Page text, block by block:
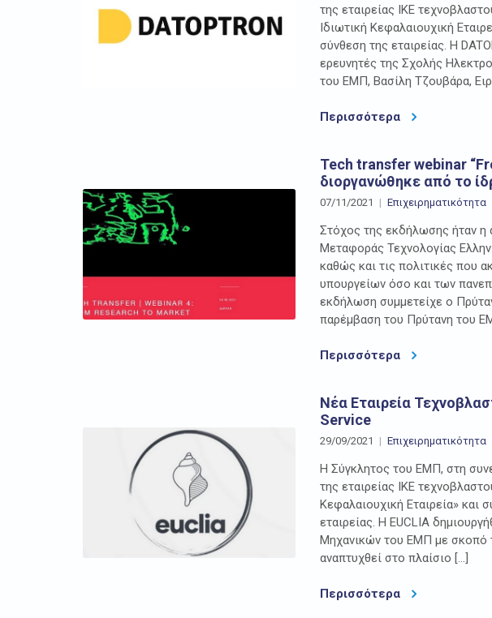
της εταιρείας ΙΚΕ
Ιδιωτική Κεφαλαιουχική
σύνθεση της εταιρείας. Η
ερευνητές της Σχολής
του ΕΜΠ, Βασίλη Τζουβάρα,
Περισσότερα
Tech transfer webinar
διοργανώθηκε από το
07/11/2021 Επιχειρηματικότητα
Στόχος της εκδήλωσης ήταν η
Μεταφοράς Τεχνολογίας
καθώς και τις πολιτικές που
υπουργείων όσο και των
εκδήλωση συμμετείχε ο
παρέμβαση του Πρύτανη του
Περισσότερα
Νέα Εταιρεία
Service
29/09/2021 Επιχειρηματικότητα
Η Σύγκλητος του ΕΜΠ, στη
της εταιρείας ΙΚΕ
Κεφαλαιουχική Εταιρεία» και
εταιρείας. Η EUCLIA
Μηχανικών του ΕΜΠ με σκοπό
αναπτυχθεί στο πλαίσιο […]
Περισσότερα